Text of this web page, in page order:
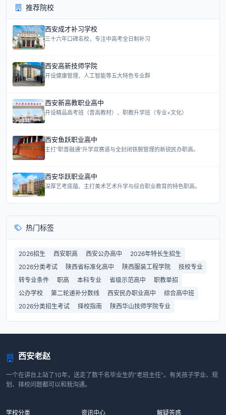
推荐院校
西安成才补习学校
三十六年口碑名校，专注中高考全日制补习
西安高新技师学院
开设健康管理、人工智能等五大特色专业群
西安新高教职业高中
开设精品高考班（普高教材）、职教升学班（专业+文化）
西安鱼跃职业高中
主打“职普融通”升学双赛道与全封闭铁腕管理的新锐民办职高。
西安华跃职业高中
深厚艺考底蕴、主打美术艺术升学与综合职业教育的特色职高。
热门标签
2026招生 西安职高 西安公办高中
2026年特长生招生
2026分类考试
陕西省标准化高中 陕西服装工程学院
技校专业
转专业条件
职高 本科专业 省级示范高中
职教单招
公办学校
第二轮递补分数线 西安民办职业高中
综合高中班
2026分类招生考试
择校指南 陕西华山技师学院专业
西安老赵
一个在讲台上站了10年，送走了数千名毕业生的“老班主任”。有关孩子学业、规
划、择校问题都可以和我沟通。
学校分类 资讯中心 解疑答惑